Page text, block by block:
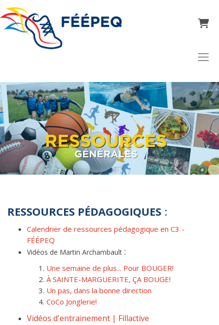
Panier
RESSOURCES PÉDAGOGIQUES :
Calendrier de ressources pédagogique en C3 -
FÉÉPEQ
Vidéos de Martin Archambault :
Une semaine de plus... Pour BOUGER!
À SAINTE-MARGUERITE, ÇA BOUGE!
Un pas, dans la bonne direction
CoCo Jonglerie!
Vidéos d'entrainement | Fillactive